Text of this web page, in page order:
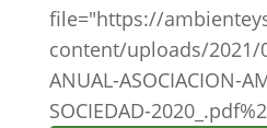
file="https://
content/uploads/2021/
ANUAL-ASOCIACION-
SOCIEDAD-